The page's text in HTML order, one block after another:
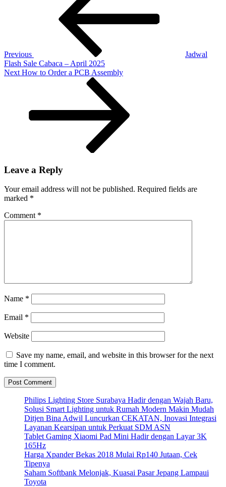
ART
MARKET
Hadir
dengan
90+
Tenant!
Previous
Jadwal
Flash Sale Cabaca – April 2025
Next
Next How to Order a PCB Assembly
Leave a Reply
Your email address will not be published. Required fields are
marked *
Comment *
Name *
Email *
Website
Save my name, email, and website in this browser for the next
time I comment.
Philips Lighting Store Surabaya Hadir dengan Wajah Baru,
Solusi Smart Lighting untuk Rumah Modern Makin Mudah
Ditjen Bina Adwil Luncurkan CEKATAN, Inovasi Integrasi
Layanan Kearsipan untuk Perkuat SDM ASN
Tablet Gaming Xiaomi Pad Mini Hadir dengan Layar 3K
165Hz
Harga Xpander Bekas 2018 Mulai Rp140 Jutaan, Cek
Tipenya
Saham Softbank Melonjak, Kuasai Pasar Jepang Lampaui
Toyota